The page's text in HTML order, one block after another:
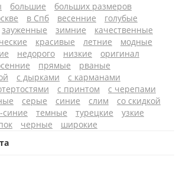
большие
больших размеров
в Спб весенние
голубые
зауженные зимние
качественные
красивые летние
модные
недорого низкие
оригинал
прямые
рваные
с дырками
с карманами
с принтом
с черепами
серые синие слим
со скидкой
синие темные турецкие
узкие
черные
широкие